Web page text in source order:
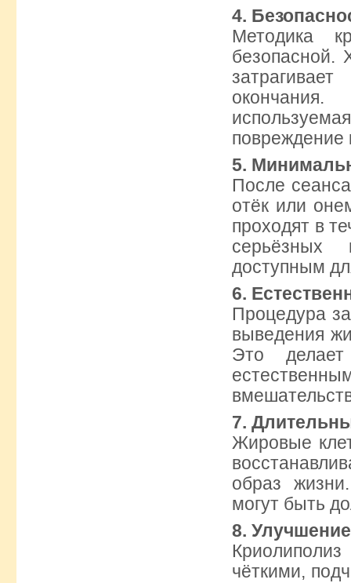
4.
Методика
безопасной.
повреждение
5.
После
отёк или
проходят в
серьёзных
доступным
6.
Процедура
выведения
Это
7.
Жировые
образ
могут быть
8.
чёткими,